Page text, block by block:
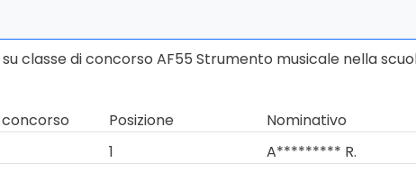
classe di concorso AF55 Strumento musicale nella
Posizione Nominativo
1 A********* R.